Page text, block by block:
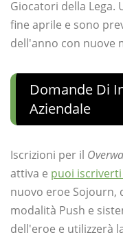
Giocatori della Lega.
fine aprile e sono
dell'anno con nuove
Domande Di
Aziendale
Iscrizioni per il
attiva e puoi
nuovo eroe Sojourn,
modalità Push e
dell'eroe e utilizzerà